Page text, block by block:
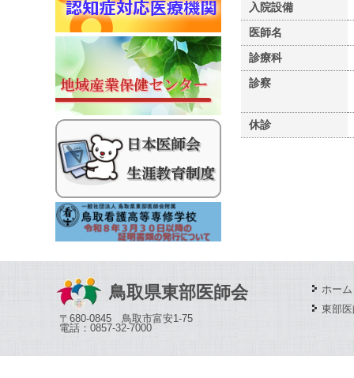
入院設備
医師名
診療科
診察
休診
鳥取県東部医師会
〒680-0845 鳥取市富安1-75
電話：0857-32-7000
ホーム
東部